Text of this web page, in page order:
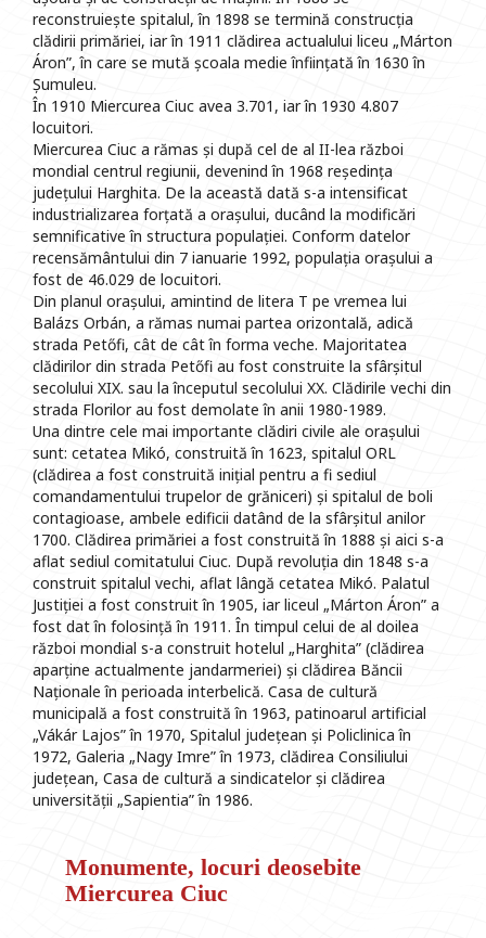
reconstruiește spitalul, în 1898 se termină construcția
clădirii primăriei, iar în 1911 clădirea actualului liceu „Márton
Áron”, în care se mută școala medie înființată în 1630 în
Șumuleu.
În 1910 Miercurea Ciuc avea 3.701, iar în 1930 4.807
locuitori.
Miercurea Ciuc a rămas și după cel de al II-lea război
mondial centrul regiunii, devenind în 1968 reședința
județului Harghita. De la această dată s-a intensificat
industrializarea forțată a orașului, ducând la modificări
semnificative în structura populației. Conform datelor
recensământului din 7 ianuarie 1992, populația orașului a
fost de 46.029 de locuitori.
Din planul orașului, amintind de litera T pe vremea lui
Balázs Orbán, a rămas numai partea orizontală, adică
strada Petőfi, cât de cât în forma veche. Majoritatea
clădirilor din strada Petőfi au fost construite la sfârșitul
secolului XIX. sau la începutul secolului XX. Clădirile vechi din
strada Florilor au fost demolate în anii 1980-1989.
Una dintre cele mai importante clădiri civile ale orașului
sunt: cetatea Mikó, construită în 1623, spitalul ORL
(clădirea a fost construită inițial pentru a fi sediul
comandamentului trupelor de grăniceri) și spitalul de boli
contagioase, ambele edificii datând de la sfârșitul anilor
1700. Clădirea primăriei a fost construită în 1888 și aici s-a
aflat sediul comitatului Ciuc. După revoluția din 1848 s-a
construit spitalul vechi, aflat lângă cetatea Mikó. Palatul
Justiției a fost construit în 1905, iar liceul „Márton Áron” a
fost dat în folosință în 1911. În timpul celui de al doilea
război mondial s-a construit hotelul „Harghita” (clădirea
aparține actualmente jandarmeriei) și clădirea Băncii
Naționale în perioada interbelică. Casa de cultură
municipală a fost construită în 1963, patinoarul artificial
„Vákár Lajos” în 1970, Spitalul județean și Policlinica în
1972, Galeria „Nagy Imre” în 1973, clădirea Consiliului
județean, Casa de cultură a sindicatelor și clădirea
universității „Sapientia” în 1986.
Monumente, locuri deosebite
Miercurea Ciuc